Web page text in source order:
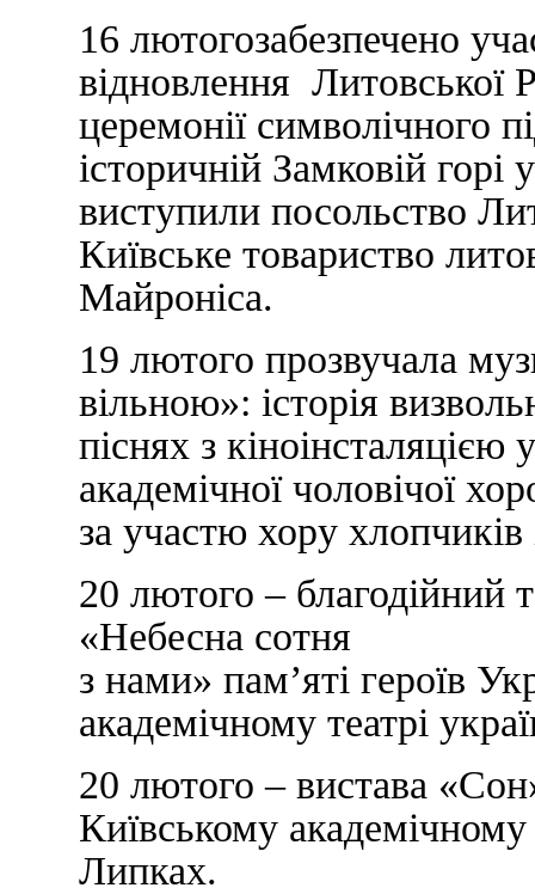
16 лютогозабезпечено
відновлення Литовської
церемонії символічного
історичній Замковій
виступили посольство
Київське товариство
Майроніса.
19 лютого прозвучала
вільною»: історія
піснях з
академічної чоловічої
за участю хору
20 лютого – благодійний
«Небесна сотня
з нами» пам’яті героїв
академічному театрі
20 лютого – вистава
Київському
Липках.